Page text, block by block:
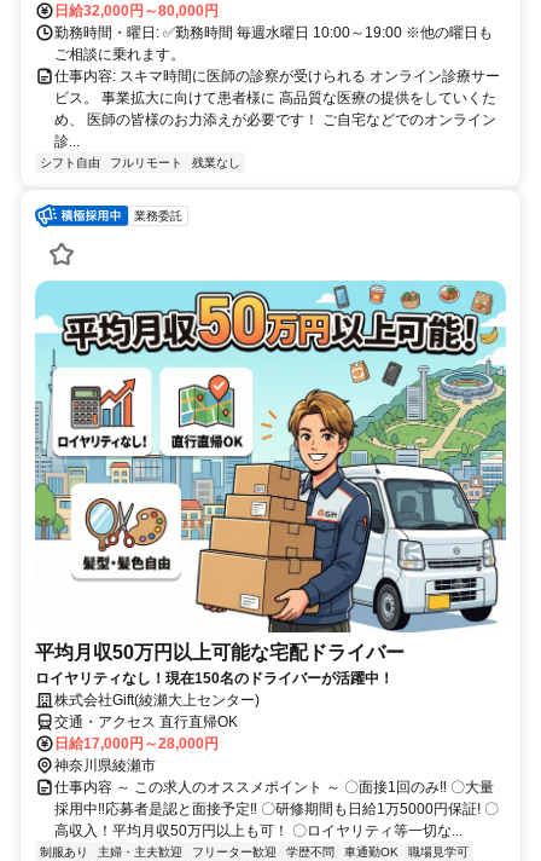
日給32,000円～80,000円
勤務時間・曜日: ✅勤務時間 毎週水曜日 10:00～19:00 ※他の曜日も
ご相談に乗れます。
仕事内容: スキマ時間に医師の診察が受けられる オンライン診療サー
ビス。 事業拡大に向けて患者様に 高品質な医療の提供をしていくた
め、 医師の皆様のお力添えが必要です！ ご自宅などでのオンライン
診...
シフト自由 フルリモート 残業なし
業務委託
平均月収50万円以上可能な宅配ドライバー
ロイヤリティなし！現在150名のドライバーが活躍中！
株式会社Gift(綾瀬大上センター)
交通・アクセス 直行直帰OK
日給17,000円～28,000円
神奈川県綾瀬市
仕事内容 ～ この求人のオススメポイント ～ 〇面接1回のみ‼ 〇大量
採用中‼応募者是認と面接予定‼ 〇研修期間も日給1万5000円保証! 〇
高収入！平均月収50万円以上も可！ 〇ロイヤリティ等一切な...
制服あり 主婦・主夫歓迎 フリーター歓迎 学歴不問 車通勤OK
職場見学可